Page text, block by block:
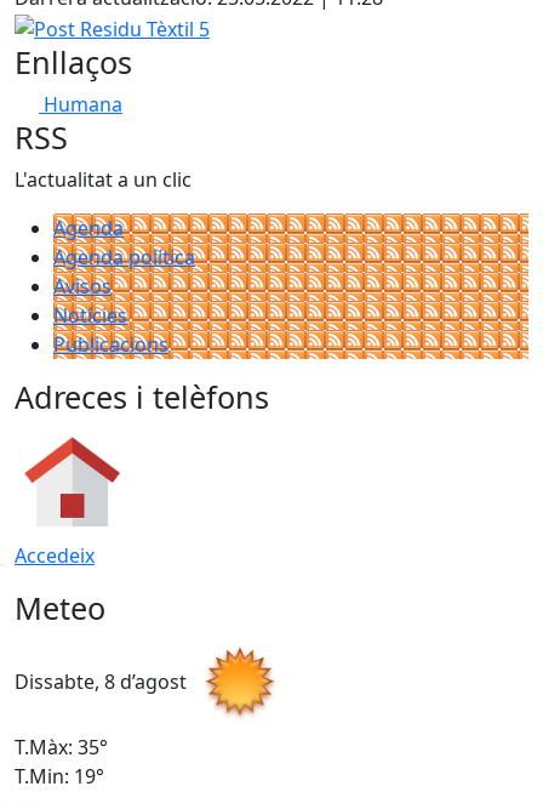
Post Residu Tèxtil 5
Enllaços
Humana
RSS
L'actualitat a un clic
Agenda
Agenda política
Avisos
Notícies
Publicacions
Adreces i telèfons
Accedeix
Meteo
Dissabte, 8 d’agost
T.Màx: 35°
T.Min: 19°